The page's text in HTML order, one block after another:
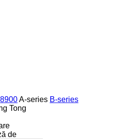
8900A-series B-series
Tong
de